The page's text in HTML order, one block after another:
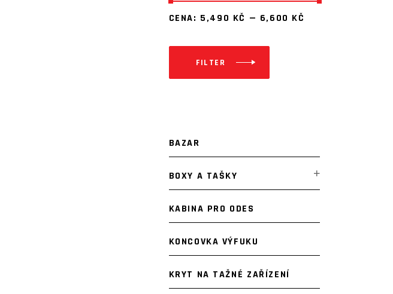
FILTER
CENA: 5,490 KČ — 6,600 KČ
BAZAR
BOXY A TAŠKY
KABINA PRO ODES
KONCOVKA VÝFUKU
KRYT NA TAŽNÉ ZAŘÍZENÍ